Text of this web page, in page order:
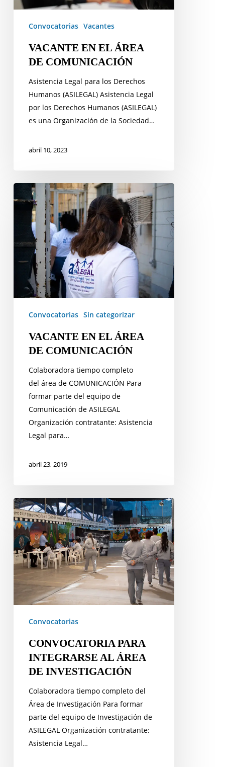
Convocatorias Vacantes
VACANTE EN EL ÁREA
DE COMUNICACIÓN
Asistencia Legal para los Derechos
Humanos (ASILEGAL) Asistencia Legal
por los Derechos Humanos (ASILEGAL)
es una Organización de la Sociedad…
abril 10, 2023
VACANTE
EN
DE
COMUNICACIÓN
Convocatorias Sin categorizar
VACANTE EN EL ÁREA
DE COMUNICACIÓN
Colaboradora tiempo completo
del área de COMUNICACIÓN Para
formar parte del equipo de
Comunicación de ASILEGAL
Organización contratante: Asistencia
Legal para…
abril 23, 2019
CONVOCATORIA
PARA
INTEGRARSE
AL
ÁREA
DE
INVESTIGACIÓN
Convocatorias
CONVOCATORIA PARA
INTEGRARSE AL ÁREA
DE INVESTIGACIÓN
Colaboradora tiempo completo del
Área de Investigación Para formar
parte del equipo de Investigación de
ASILEGAL Organización contratante:
Asistencia Legal…